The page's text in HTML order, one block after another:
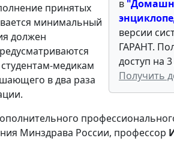
в "
версии
ГАРАНТ.
доступ на
Получить
принятых
минимальный
должен
медикам
в два раза
Минздрава России, профессор